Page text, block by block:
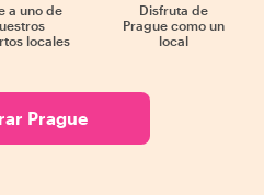
a uno de
locales
Disfruta de
Prague como un
local
Prague